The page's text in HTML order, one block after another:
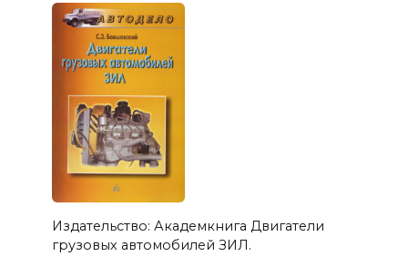
Издательство: Академкнига Двигатели
грузовых автомобилей ЗИЛ.